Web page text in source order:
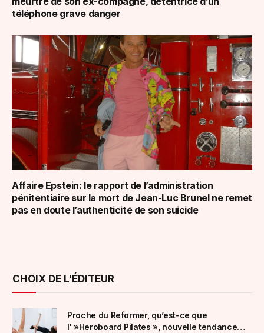
téléphone grave danger
Affaire Epstein: le rapport de l’administration
pénitentiaire sur la mort de Jean-Luc Brunel ne remet
pas en doute l’authenticité de son suicide
CHOIX DE L'ÉDITEUR
Proche du Reformer, qu’est-ce que
l' »Heroboard Pilates », nouvelle tendance